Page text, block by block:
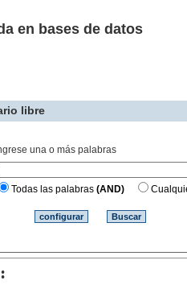
en bases de datos
libre
una o más palabras
Todas las palabras(AND)